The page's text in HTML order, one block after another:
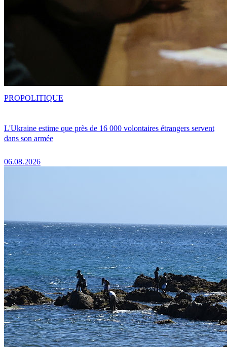
L'Ukraine estime que près de 16 000 volontaires étrangers servent
dans son armée
06.08.2026
PROPOLITIQUE